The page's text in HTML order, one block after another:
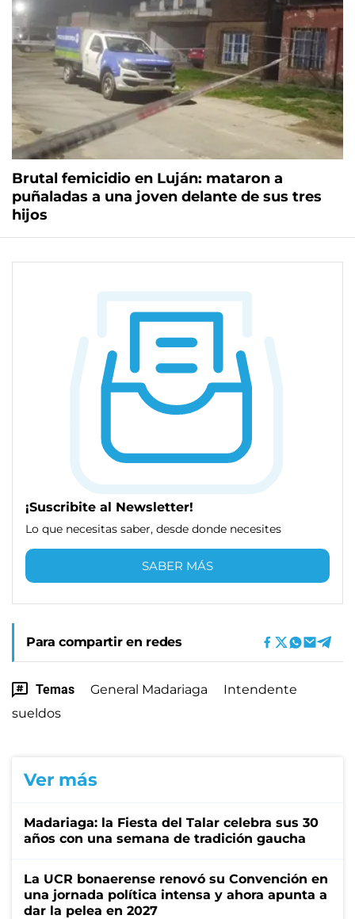
Brutal femicidio en Luján: mataron a
puñaladas a una joven delante de sus tres
hijos
¡Suscribite al Newsletter!
Lo que necesitas saber, desde donde necesites
SABER MÁS
Para compartir en redes
Temas General Madariaga
Intendente
sueldos
Ver más
Madariaga: la Fiesta del Talar celebra sus 30
años con una semana de tradición gaucha
La UCR bonaerense renovó su Convención en
una jornada política intensa y ahora apunta a
dar la pelea en 2027